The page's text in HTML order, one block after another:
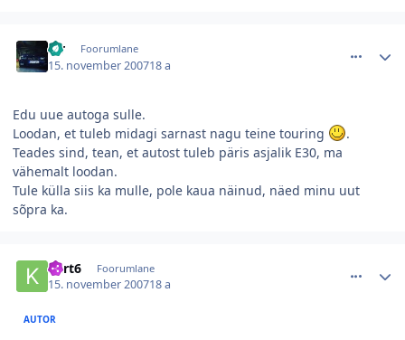
str Foorumlane
15. november 200718 a
Edu uue autoga sulle.
Loodan, et tuleb midagi sarnast nagu teine touring
.
Teades sind, tean, et autost tuleb päris asjalik E30, ma
vähemalt loodan.
Tule külla siis ka mulle, pole kaua näinud, näed minu uut
sõpra ka.
kert6 Foorumlane
15. november 200718 a
AUTOR